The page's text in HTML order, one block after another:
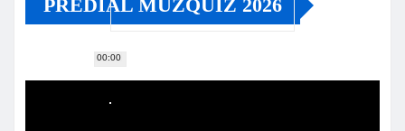
00:00
PREDIAL MÚZQUIZ 2026
Reproductor